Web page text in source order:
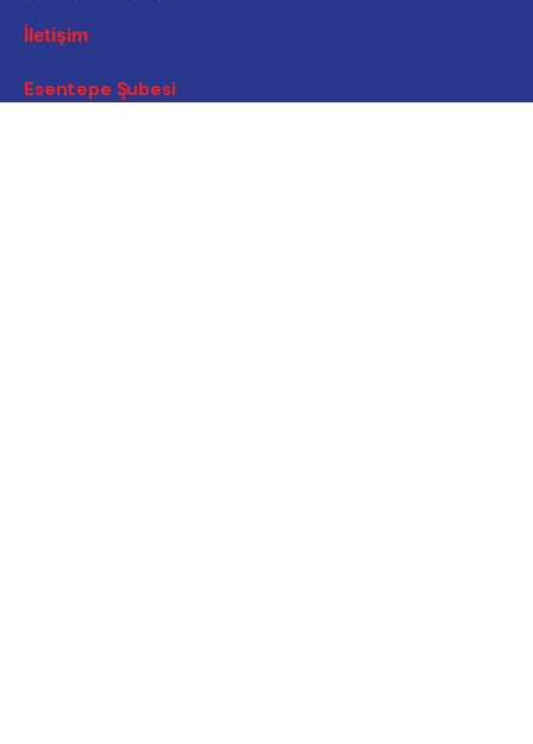
İletişim
Esentepe Şubesi